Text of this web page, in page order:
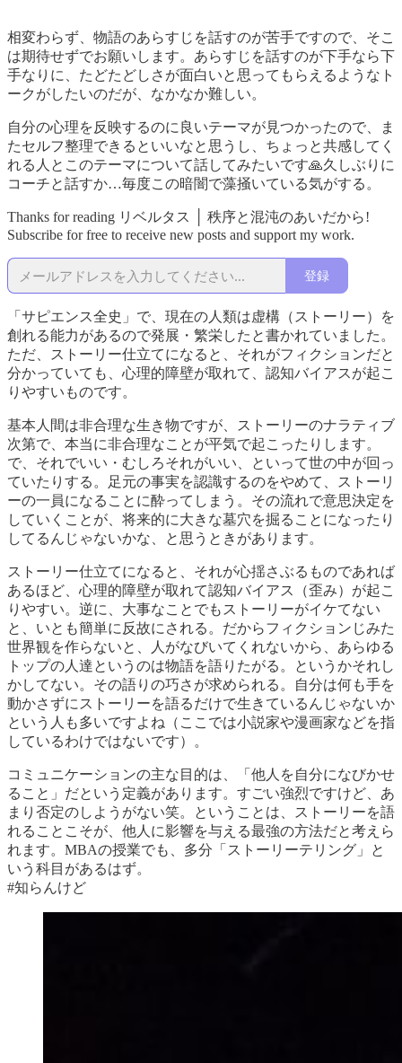
相変わらず、物語のあらすじを話すのが苦手ですので、そこ
は期待せずでお願いします。あらすじを話すのが下手なら下
手なりに、たどたどしさが面白いと思ってもらえるようなト
ークがしたいのだが、なかなか難しい。
自分の心理を反映するのに良いテーマが見つかったので、ま
たセルフ整理できるといいなと思うし、ちょっと共感してく
れる人とこのテーマについて話してみたいです🙏久しぶりに
コーチと話すか…毎度この暗闇で藻掻いている気がする。
Thanks for reading リベルタス │ 秩序と混沌のあいだから!
Subscribe for free to receive new posts and support my work.
登録
「サピエンス全史」で、現在の人類は虚構（ストーリー）を
創れる能力があるので発展・繁栄したと書かれていました。
ただ、ストーリー仕立てになると、それがフィクションだと
分かっていても、心理的障壁が取れて、認知バイアスが起こ
りやすいものです。
基本人間は非合理な生き物ですが、ストーリーのナラティブ
次第で、本当に非合理なことが平気で起こったりします。
で、それでいい・むしろそれがいい、といって世の中が回っ
ていたりする。足元の事実を認識するのをやめて、ストーリ
ーの一員になることに酔ってしまう。その流れで意思決定を
していくことが、将来的に大きな墓穴を掘ることになったり
してるんじゃないかな、と思うときがあります。
ストーリー仕立てになると、それが心揺さぶるものであれば
あるほど、心理的障壁が取れて認知バイアス（歪み）が起こ
りやすい。逆に、大事なことでもストーリーがイケてない
と、いとも簡単に反故にされる。だからフィクションじみた
世界観を作らないと、人がなびいてくれないから、あらゆる
トップの人達というのは物語を語りたがる。というかそれし
かしてない。その語りの巧さが求められる。自分は何も手を
動かさずにストーリーを語るだけで生きているんじゃないか
という人も多いですよね（ここでは小説家や漫画家などを指
しているわけではないです）。
コミュニケーションの主な目的は、「他人を自分になびかせ
ること」だという定義があります。すごい強烈ですけど、あ
まり否定のしようがない笑。ということは、ストーリーを語
れることこそが、他人に影響を与える最強の方法だと考えら
れます。MBAの授業でも、多分「ストーリーテリング」と
いう科目があるはず。
#知らんけど